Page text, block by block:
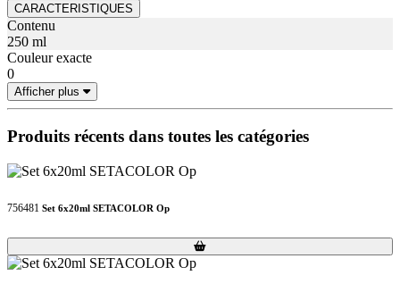
CARACTERISTIQUES
Contenu
250 ml
Couleur exacte
0
Afficher plus
Produits récents dans toutes les catégories
756481 Set 6x20ml SETACOLOR Op
Loading...
Loading...